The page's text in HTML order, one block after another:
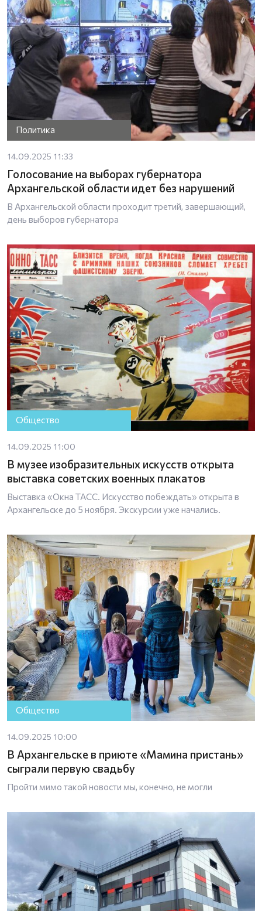
Политика
14.09.2025 11:33
Голосование на выборах губернатора
Архангельской области идет без нарушений
В Архангельской области проходит третий, завершающий,
день выборов губернатора
Общество
14.09.2025 11:00
В музее изобразительных искусств открыта
выставка советских военных плакатов
Выставка «Окна ТАСС. Искусство побеждать» открыта в
Архангельске до 5 ноября. Экскурсии уже начались.
Общество
14.09.2025 10:00
В Архангельске в приюте «Мамина пристань»
сыграли первую свадьбу
Пройти мимо такой новости мы, конечно, не могли